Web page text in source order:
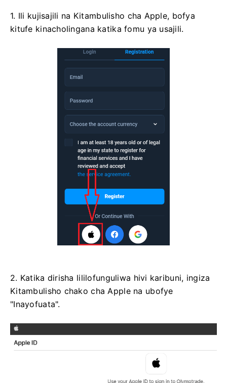
1. Ili kujisajili na Kitambulisho cha Apple, bofya
kitufe kinacholingana katika fomu ya usajili.
2. Katika dirisha lililofunguliwa hivi karibuni, ingiza
Kitambulisho chako cha Apple na ubofye
"Inayofuata".